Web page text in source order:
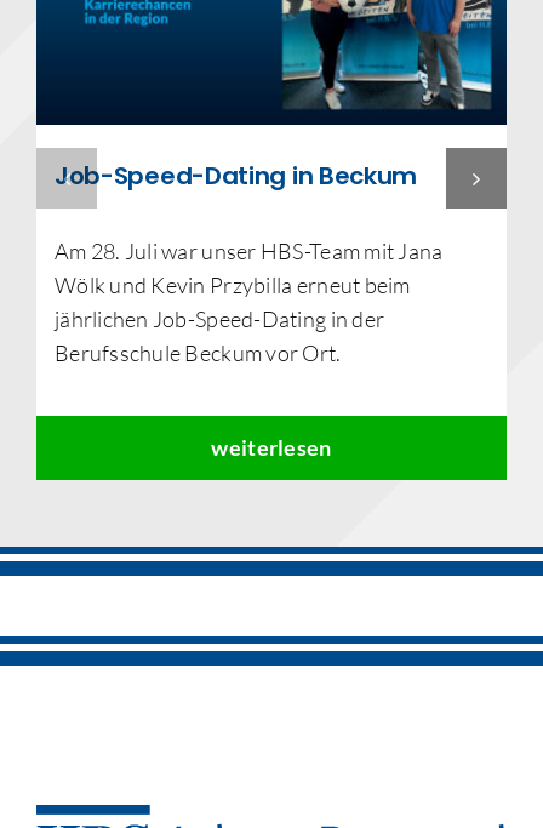
Job-Speed-Dating in Beckum
Am 28. Juli war unser HBS-Team mit Jana
Wölk und Kevin Przybilla erneut beim
jährlichen Job-Speed-Dating in der
Berufsschule Beckum vor Ort.
weiterlesen